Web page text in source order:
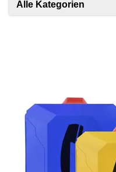
Alle Kategorien